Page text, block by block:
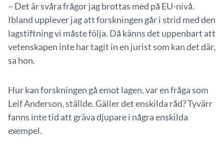
– Det är svåra frågor jag brottas med på EU-nivå.
Ibland upplever jag att forskningen går i strid med den
lagstiftning vi måste följa. Då känns det uppenbart att
vetenskapen inte har tagit in en jurist som kan det där,
sa hon.
Hur kan forskningen gå emot lagen, var en fråga som
Leif Anderson, ställde. Gäller det enskilda råd? Tyvärr
fanns inte tid att gräva djupare i några enskilda
exempel.